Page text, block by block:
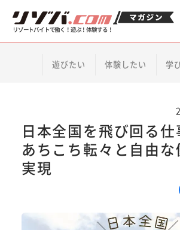
リゾートバイトで働く！遊ぶ！体験する！
遊びたい 体験したい 学
日本全国を飛び回る仕
あちこち転々と自由な
実現